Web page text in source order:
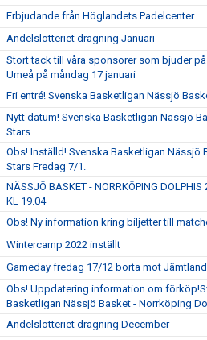
Erbjudande från Höglandets Padelcenter
Andelslotteriet dragning Januari
Stort tack till våra sponsorer som bjuder
Umeå på måndag 17 januari
Fri entré! Svenska Basketligan Nässjö
Nytt datum! Svenska Basketligan Nässjö
Stars
Obs! Inställd! Svenska Basketligan Nässjö
Stars Fredag 7/1.
NÄSSJÖ BASKET - NORRKÖPING DOLPHIS
KL 19.04
Obs! Ny information kring biljetter till
Wintercamp 2022 inställt
Gameday fredag 17/12 borta mot
Obs! Uppdatering information om
Basketligan Nässjö Basket - Norrköping
Andelslotteriet dragning December